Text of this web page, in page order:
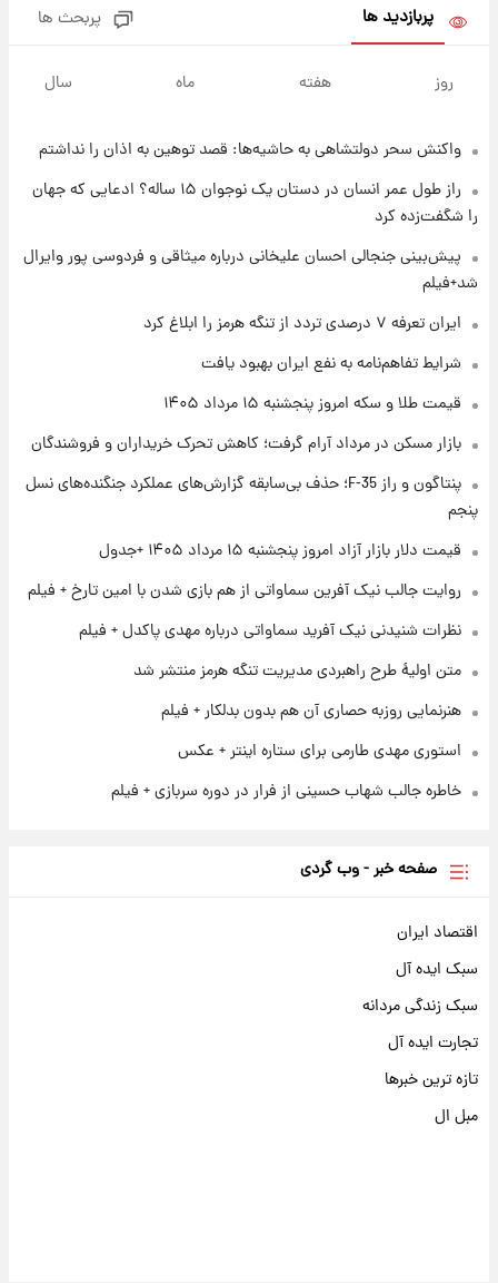
قیمت سکه و طلا فردا
۱ روز پیش
۱ روز پیش
ارزش سهام عدالت برای امروز چهارشنبه ۱۴ مرداد
۱ روز پیش
آغاز طرح جدید فروش مشارکت در تولید سایپا؛
سود مشارکت چند درصد است؟
پربازدید ها پربحث ها
روز هفته ماه سال
واکنش سحر دولتشاهی به حاشیه‌ها: قصد توهین به اذان را نداشتم
راز طول عمر انسان در دستان یک نوجوان ۱۵ ساله؟ ادعایی که جهان
را شگفت‌زده کرد
پیش‌بینی جنجالی احسان علیخانی درباره میثاقی و فردوسی پور وایرال
شد+فیلم
ایران تعرفه ۷ درصدی تردد از تنگه هرمز را ابلاغ کرد
شرایط تفاهم‌نامه به نفع ایران بهبود یافت
قیمت طلا و سکه امروز پنجشنبه ۱۵ مرداد ۱۴۰۵
بازار مسکن در مرداد آرام گرفت؛ کاهش تحرک خریداران و فروشندگان
پنتاگون و راز F-35؛ حذف بی‌سابقه گزارش‌های عملکرد جنگنده‌های نسل
پنجم
قیمت دلار بازار آزاد امروز پنجشنبه ۱۵ مرداد ۱۴۰۵ +جدول
روایت جالب نیک آفرین سماواتی از هم بازی شدن با امین تارخ + فیلم
نظرات شنیدنی نیک آفرید سماواتی درباره مهدی پاکدل + فیلم
متن اولیۀ طرح راهبردی مدیریت تنگه هرمز منتشر شد
هنرنمایی روزبه حصاری آن هم بدون بدلکار + فیلم
استوری مهدی طارمی برای ستاره اینتر + عکس
خاطره جالب شهاب حسینی از فرار در دوره سربازی + فیلم
صفحه خبر - وب گردی
اقتصاد ایران
سبک ایده آل
سبک زندگی مردانه
تجارت ایده آل
تازه ترین خبرها
مبل ال